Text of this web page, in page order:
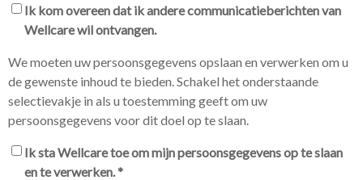
Ik kom overeen dat ik andere communicatieberichten van
Wellcare wil ontvangen.
We moeten uw persoonsgegevens opslaan en verwerken om u
de gewenste inhoud te bieden. Schakel het onderstaande
selectievakje in als u toestemming geeft om uw
persoonsgegevens voor dit doel op te slaan.
Ik sta Wellcare toe om mijn persoonsgegevens op te slaan
en te verwerken.*